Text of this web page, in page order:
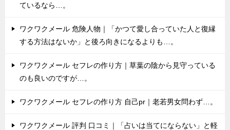
ているなら…。
ワクワクメール 危険人物｜「かつて愛し合っていた人と復縁
する方法はないか」と後ろ向きになるよりも…。
ワクワクメール セフレの作り方｜草葉の陰から見守っている
のも良いのですが…。
ワクワクメール セフレの作り方 自己pr｜老若男女問わず…。
ワクワクメール 評判 口コミ｜「占いは当てにならない」と軽